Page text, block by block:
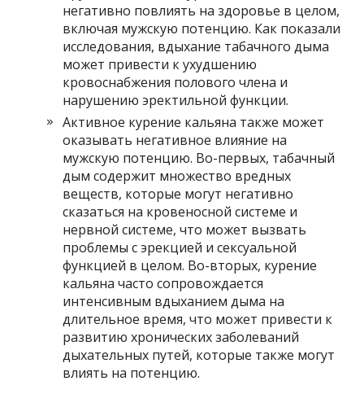
негативно повлиять на здоровье в целом,
включая мужскую потенцию. Как показали
исследования, вдыхание табачного дыма
может привести к ухудшению
кровоснабжения полового члена и
нарушению эректильной функции.
Активное курение кальяна также может
оказывать негативное влияние на
мужскую потенцию. Во-первых, табачный
дым содержит множество вредных
веществ, которые могут негативно
сказаться на кровеносной системе и
нервной системе, что может вызвать
проблемы с эрекцией и сексуальной
функцией в целом. Во-вторых, курение
кальяна часто сопровождается
интенсивным вдыханием дыма на
длительное время, что может привести к
развитию хронических заболеваний
дыхательных путей, которые также могут
влиять на потенцию.